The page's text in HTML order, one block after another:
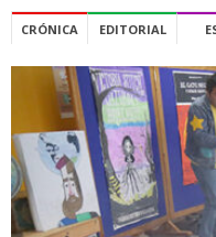
CRÓNICA EDITORIAL